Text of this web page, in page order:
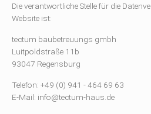
Die verantwortliche Stelle für die
Website ist:
tectum baubetreuungs gmbh
Luitpoldstraße 11b
93047 Regensburg
Telefon: +49 (0) 941 - 464 69 63
E-Mail: info@tectum-haus.de